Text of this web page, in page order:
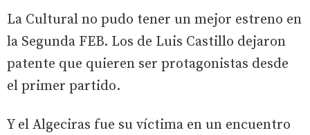
La Cultural no pudo tener un mejor estreno en
la Segunda FEB. Los de Luis Castillo dejaron
patente que quieren ser protagonistas desde
el primer partido.
Y el Algeciras fue su víctima en un encuentro